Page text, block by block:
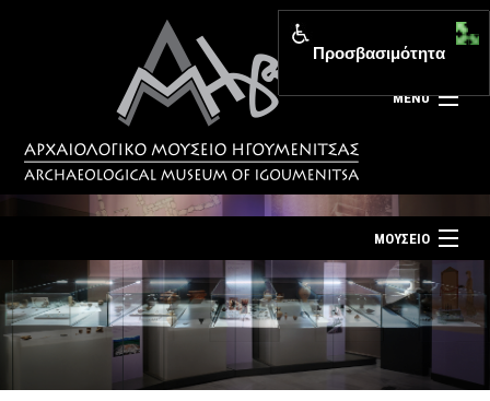
MENU
Αρχική σελίδα
Επίσκεψη
Επικοινωνία
ΜΟΥΣΕΙΟ
ΤΟ ΜΟΥΣΕΙΟ
ΕΚΘΕΣΕΙΣ
Προσβασιμότητα